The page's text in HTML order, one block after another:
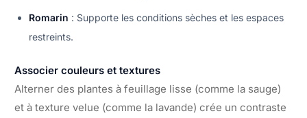
Romarin : Supporte les conditions sèches et les espaces
restreints.
Associer couleurs et textures
Alterner des plantes à feuillage lisse (comme la sauge)
et à texture velue (comme la lavande) crée un contraste